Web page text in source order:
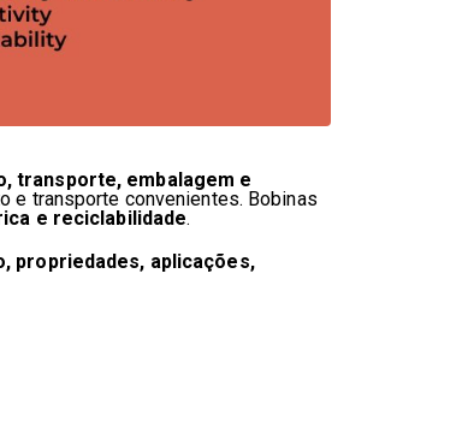
transporte, embalagem e
e transporte convenientes. Bobinas
e reciclabilidade.
propriedades, aplicações,